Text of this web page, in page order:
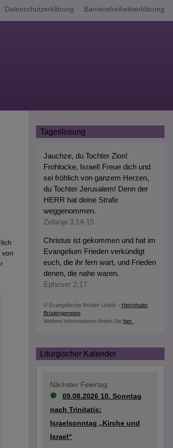
Datenschutzerklärung Barrierefreiheitserklärung
von
Tageslosung
Jauchze, du Tochter Zion!
Frohlocke, Israel! Freue dich und
sei fröhlich von ganzem Herzen,
du Tochter Jerusalem! Denn der
HERR hat deine Strafe
weggenommen.
Zefanja 3,14-15
Christus ist gekommen und hat im
Evangelium Frieden verkündigt
euch, die ihr fern wart, und Frieden
denen, die nahe waren.
Epheser 2,17
© Evangelische Brüder-Unität – Herrnhuter
Brüdergemeine
Weitere Informationen finden Sie hier
Liturgischer Kalender
Nächster Feiertag:
09.08.2026 10. Sonntag
nach Trinitatis:
Israelsonntag „Kirche und
Israel“